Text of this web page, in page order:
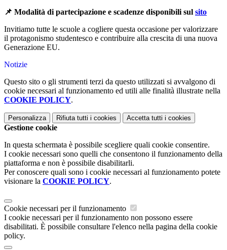
📌 Modalità di partecipazione e scadenze disponibili sul sito
Invitiamo tutte le scuole a cogliere questa occasione per valorizzare
il protagonismo studentesco e contribuire alla crescita di una nuova
Generazione EU.
Notizie
Questo sito o gli strumenti terzi da questo utilizzati si avvalgono di
cookie necessari al funzionamento ed utili alle finalità illustrate nella
COOKIE POLICY.
Personalizza Rifiuta tutti i cookies Accetta tutti i cookies
Gestione cookie
In questa schermata è possibile scegliere quali cookie consentire.
I cookie necessari sono quelli che consentono il funzionamento della
piattaforma e non è possibile disabilitarli.
Per conoscere quali sono i cookie necessari al funzionamento potete
visionare la COOKIE POLICY.
Cookie necessari per il funzionamento
I cookie necessari per il funzionamento non possono essere
disabilitati. È possibile consultare l'elenco nella pagina della cookie
policy.